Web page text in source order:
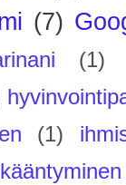
(7)
(1)
(1)